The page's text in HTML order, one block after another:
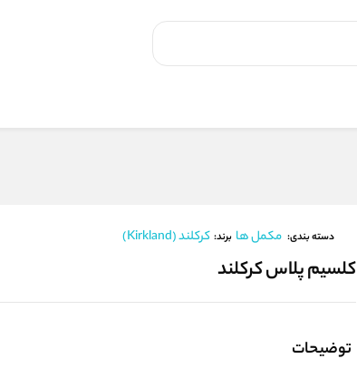
دسته بندی: مکمل ها برند: کرکلند (Kirkland)
کلسیم پلاس کرکلند
توضیحات